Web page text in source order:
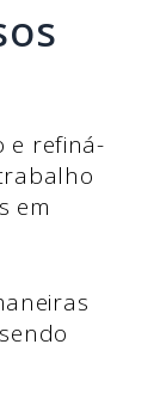
e refiná-
em